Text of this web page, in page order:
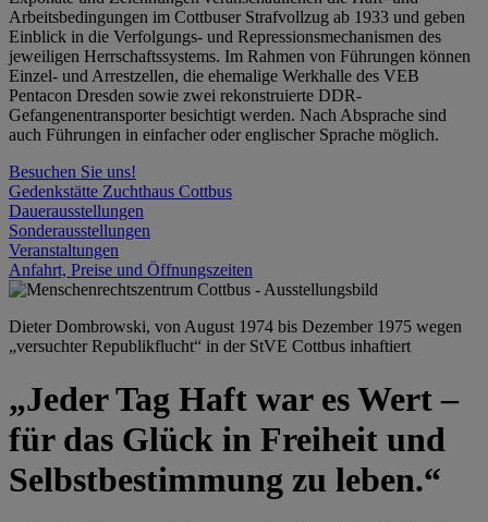
Arbeitsbedingungen im Cottbuser Strafvollzug ab 1933 und geben
Einblick in die Verfolgungs- und Repressionsmechanismen des
jeweiligen Herrschaftssystems. Im Rahmen von Führungen können
Einzel- und Arrestzellen, die ehemalige Werkhalle des VEB
Pentacon Dresden sowie zwei rekonstruierte DDR-
Gefangenentransporter besichtigt werden. Nach Absprache sind
auch Führungen in einfacher oder englischer Sprache möglich.
Besuchen Sie uns!
Gedenkstätte Zuchthaus Cottbus
Dauerausstellungen
Sonderausstellungen
Veranstaltungen
Anfahrt, Preise und Öffnungszeiten
Dieter Dombrowski, von August 1974 bis Dezember 1975 wegen
„versuchter Republikflucht“ in der StVE Cottbus inhaftiert
„Jeder Tag Haft war es Wert –
für das Glück in Freiheit und
Selbstbestimmung zu leben.“